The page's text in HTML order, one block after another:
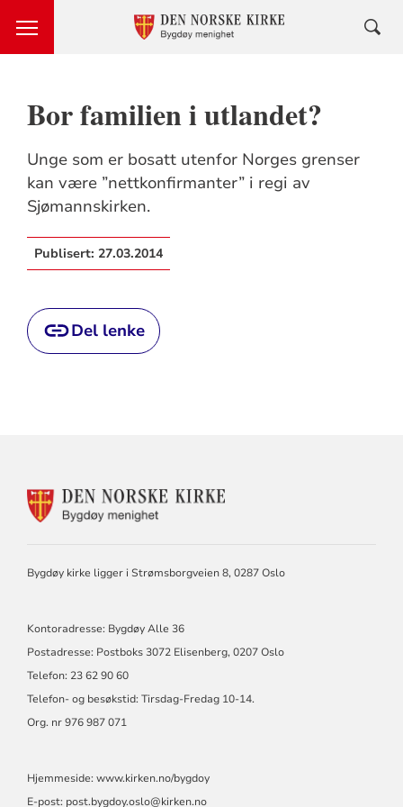
Bor familien i utlandet?
Unge som er bosatt utenfor Norges grenser
kan være ”nettkonfirmanter” i regi av
Sjømannskirken.
Publisert: 27.03.2014
Del lenke
KONTAKTINFORMASJON
Bygdøy kirke ligger i Strømsborgveien 8, 0287 Oslo
Kontoradresse: Bygdøy Alle 36
Postadresse: Postboks 3072 Elisenberg, 0207 Oslo
Telefon: 23 62 90 60
Telefon- og besøkstid: Tirsdag-Fredag 10-14.
Org. nr 976 987 071
Hjemmeside: www.kirken.no/bygdoy
E-post: post.bygdoy.oslo@kirken.no